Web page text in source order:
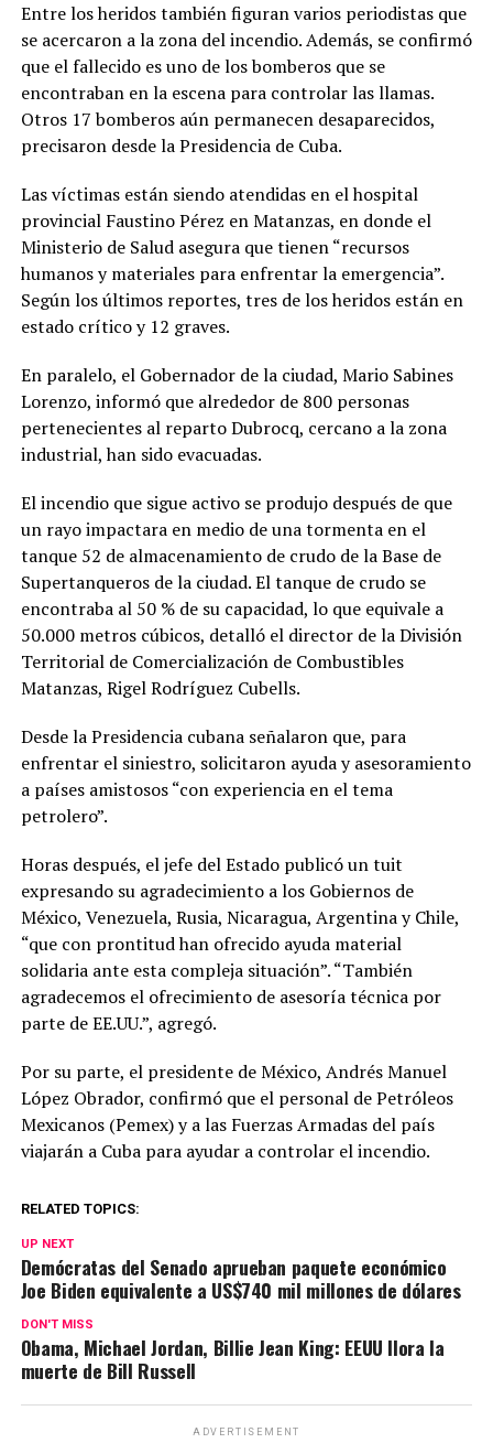
Entre los heridos también figuran varios periodistas que
se acercaron a la zona del incendio. Además, se confirmó
que el fallecido es uno de los bomberos que se
encontraban en la escena para controlar las llamas.
Otros 17 bomberos aún permanecen desaparecidos,
precisaron desde la Presidencia de Cuba.
Las víctimas están siendo atendidas en el hospital
provincial Faustino Pérez en Matanzas, en donde el
Ministerio de Salud asegura que tienen “recursos
humanos y materiales para enfrentar la emergencia”.
Según los últimos reportes, tres de los heridos están en
estado crítico y 12 graves.
En paralelo, el Gobernador de la ciudad, Mario Sabines
Lorenzo, informó que alrededor de 800 personas
pertenecientes al reparto Dubrocq, cercano a la zona
industrial, han sido evacuadas.
El incendio que sigue activo se produjo después de que
un rayo impactara en medio de una tormenta en el
tanque 52 de almacenamiento de crudo de la Base de
Supertanqueros de la ciudad. El tanque de crudo se
encontraba al 50 % de su capacidad, lo que equivale a
50.000 metros cúbicos, detalló el director de la División
Territorial de Comercialización de Combustibles
Matanzas, Rigel Rodríguez Cubells.
Desde la Presidencia cubana señalaron que, para
enfrentar el siniestro, solicitaron ayuda y asesoramiento
a países amistosos “con experiencia en el tema
petrolero”.
Horas después, el jefe del Estado publicó un tuit
expresando su agradecimiento a los Gobiernos de
México, Venezuela, Rusia, Nicaragua, Argentina y Chile,
“que con prontitud han ofrecido ayuda material
solidaria ante esta compleja situación”. “También
agradecemos el ofrecimiento de asesoría técnica por
parte de EE.UU.”, agregó.
Por su parte, el presidente de México, Andrés Manuel
López Obrador, confirmó que el personal de Petróleos
Mexicanos (Pemex) y a las Fuerzas Armadas del país
viajarán a Cuba para ayudar a controlar el incendio.
RELATED TOPICS:
UP NEXT
Demócratas del Senado aprueban paquete económico
Joe Biden equivalente a US$740 mil millones de dólares
DON'T MISS
Obama, Michael Jordan, Billie Jean King: EEUU llora la
muerte de Bill Russell
ADVERTISEMENT